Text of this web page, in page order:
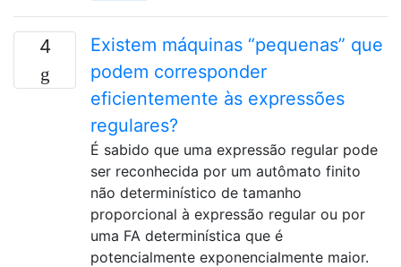
4
Existem máquinas “pequenas” que
podem corresponder
eficientemente às expressões
regulares?
É sabido que uma expressão regular pode
ser reconhecida por um autômato finito
não determinístico de tamanho
proporcional à expressão regular ou por
uma FA determinística que é
potencialmente exponencialmente maior.